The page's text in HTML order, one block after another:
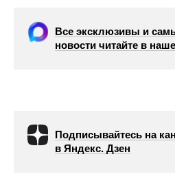
Все эксклюзивы и
новости читайте в
Подписывайтесь на
в Яндекс. Дзен